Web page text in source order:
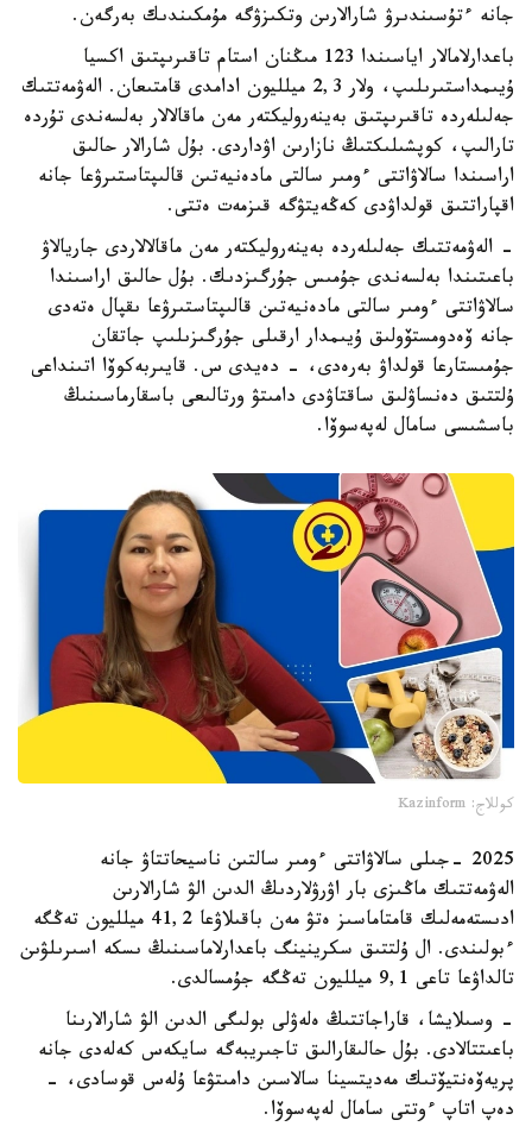
جانە ءتۇسىندىرۋ شارالارىن وتكىزۋگە مۇمكىندىك بەرگەن.
باعدارلامالار اياسىندا 123 مىڭنان استام تاقىرىپتىق اكسيا
ۇيىمداستىرىلىپ، ولار 2,3 ميلليون ادامدى قامتىعان. الەۋمەتتىك
جەلىلەردە تاقىرىپتىق بەينەروليكتەر مەن ماقالالار بەلسەندى تۇردە
تارالىپ، كوپشىلىكتىڭ نازارىن اۋداردى. بۇل شارالار حالىق
اراسىندا سالاۋاتتى ءومىر سالتى مادەنيەتىن قالىپتاستىرۋعا جانە
اقپاراتتىق قولداۋدى كەڭەيتۋگە قىزمەت ەتتى.
- الەۋمەتتىك جەلىلەردە بەينەروليكتەر مەن ماقالالاردى جاريالاۋ
باعىتىندا بەلسەندى جۇمىس جۇرگىزدىك. بۇل حالىق اراسىندا
سالاۋاتتى ءومىر سالتى مادەنيەتىن قالىپتاستىرۋعا ىقپال ەتەدى
جانە ۆەدومستۆولىق ۇيىمدار ارقىلى جۇرگىزىلىپ جاتقان
جۇمىستارعا قولداۋ بەرەدى، - دەيدى س. قايىربەكوۆا اتىنداعى
ۇلتتىق دەنساۋلىق ساقتاۋدى دامىتۋ ورتالىعى باسقارماسىنىڭ
باسشىسى سامال لەپەسوۆا.
كوللاج: Kazinform
2025 -جىلى سالاۋاتتى ءومىر سالتىن ناسيحاتتاۋ جانە
الەۋمەتتىك ماڭىزى بار اۋرۋلاردىڭ الدىن الۋ شارالارىن
ادىستەمەلىك قامتاماسىز ەتۋ مەن باقىلاۋعا 41,2 ميلليون تەڭگە
ءبولىندى. ال ۇلتتىق سكرينينگ باعدارلاماسىنىڭ ىسكە اسىرىلۋىن
تالداۋعا تاعى 9,1 ميلليون تەڭگە جۇمسالدى.
- وسىلايشا، قاراجاتتىڭ ەلەۋلى بولىگى الدىن الۋ شارالارىنا
باعىتتالادى. بۇل حالىقارالىق تاجىريبەگە سايكەس كەلەدى جانە
پريەۆەنتيۆتىك مەديتسينا سالاسىن دامىتۋعا ۇلەس قوسادى، -
دەپ اتاپ ءوتتى سامال لەپەسوۆا.